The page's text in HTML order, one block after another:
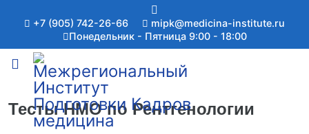
+7 (905) 742-26-66
mipk@medicina-institute.ru
Понедельник - Пятница 9:00 - 18:00
Тесты НМО по Рентгенологии